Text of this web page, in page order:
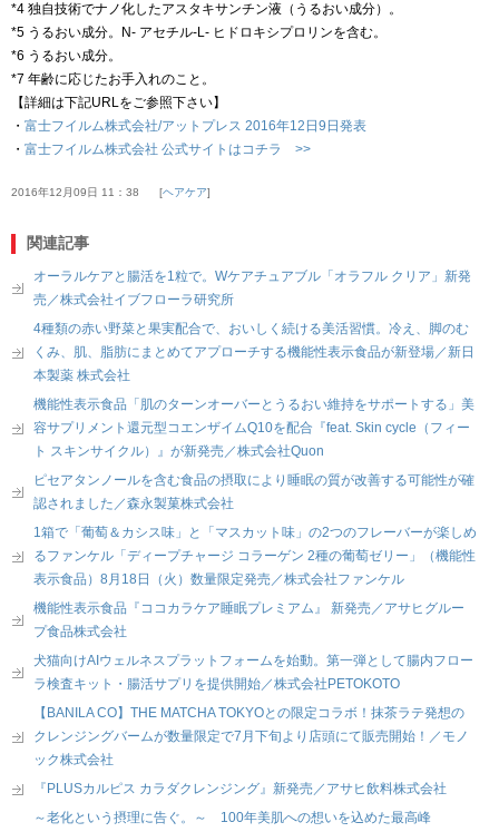
*4 独自技術でナノ化したアスタキサンチン液（うるおい成分）。
*5 うるおい成分。N- アセチル-L- ヒドロキシプロリンを含む。
*6 うるおい成分。
*7 年齢に応じたお手入れのこと。
【詳細は下記URLをご参照下さい】
・ 富士フイルム株式会社/アットプレス 2016年12日9日発表
・ 富士フイルム株式会社 公式サイトはコチラ >>
2016年12月09日 11：38 ヘアケア
関連記事
オーラルケアと腸活を1粒で。Wケアチュアブル「オラフル クリア」新発
売／株式会社イブフローラ研究所
4種類の赤い野菜と果実配合で、おいしく続ける美活習慣。冷え、脚のむ
くみ、肌、脂肪にまとめてアプローチする機能性表示食品が新登場／新日
本製薬 株式会社
機能性表示食品「肌のターンオーバーとうるおい維持をサポートする」美
容サプリメント還元型コエンザイムQ10を配合『feat. Skin cycle（フィー
ト スキンサイクル）』が新発売／株式会社Quon
ピセアタンノールを含む食品の摂取により睡眠の質が改善する可能性が確
認されました／森永製菓株式会社
1箱で「葡萄＆カシス味」と「マスカット味」の2つのフレーバーが楽しめ
るファンケル「ディープチャージ コラーゲン 2種の葡萄ゼリー」（機能性
表示食品）8月18日（火）数量限定発売／株式会社ファンケル
機能性表示食品『ココカラケア睡眠プレミアム』 新発売／アサヒグルー
プ食品株式会社
犬猫向けAIウェルネスプラットフォームを始動。第一弾として腸内フロー
ラ検査キット・腸活サプリを提供開始／株式会社PETOKOTO
【BANILA CO】THE MATCHA TOKYOとの限定コラボ！抹茶ラテ発想の
クレンジングバームが数量限定で7月下旬より店頭にて販売開始！／モノ
ック株式会社
『PLUSカルピス カラダクレンジング』新発売／アサヒ飲料株式会社
～老化という摂理に告ぐ。～ 100年美肌への想いを込めた最高峰